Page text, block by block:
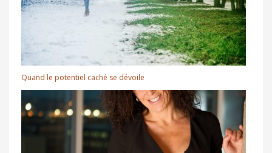
Quand le potentiel caché se dévoile